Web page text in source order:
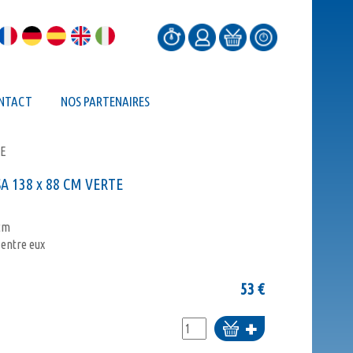
NOS PARTENAIRES
138 x 88 CM VERTE
eux
53 €
Ajouter
au